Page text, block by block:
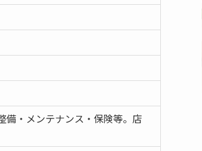
備・メンテナンス・保険等。店